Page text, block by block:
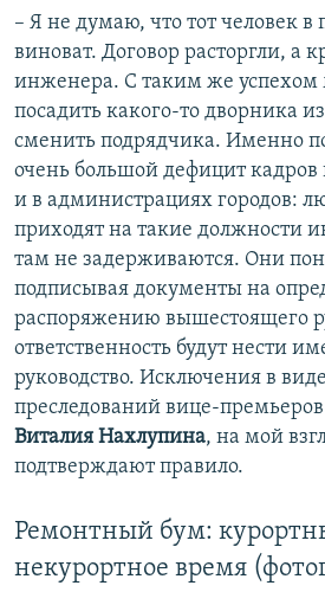
и
й
с
л
а
й
д
и
й
с
л
а
й
д
– Я не думаю, что тот человек
виноват. Договор расторгли, а
инженера. С таким же
посадить какого-то дворника
сменить подрядчика. Именно
очень большой дефицит кадров
и в администрациях городов:
приходят на такие должности
там не задерживаются. Они
подписывая документы на
распоряжению вышестоящего
ответственность будут нести
руководство. Исключения в
преследований вице-премьеров
Виталия Нахлупина, на мой
подтверждают правило.
Ремонтный бум:
некурортное время